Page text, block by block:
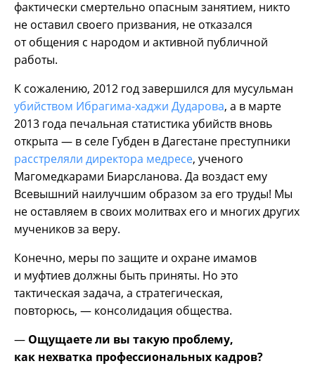
фактически смертельно опасным занятием, никто
не оставил своего призвания, не отказался
от общения с народом и активной публичной
работы.
К сожалению, 2012 год завершился для мусульман
убийством Ибрагима-хаджи Дударова, а в марте
2013 года печальная статистика убийств вновь
открыта — в селе Губден в Дагестане преступники
расстреляли директора медресе, ученого
Магомедкарами Биарсланова. Да воздаст ему
Всевышний наилучшим образом за его труды! Мы
не оставляем в своих молитвах его и многих других
мучеников за веру.
Конечно, меры по защите и охране имамов
и муфтиев должны быть приняты. Но это
тактическая задача, а стратегическая,
повторюсь, — консолидация общества.
— Ощущаете ли вы такую проблему,
как нехватка профессиональных кадров?